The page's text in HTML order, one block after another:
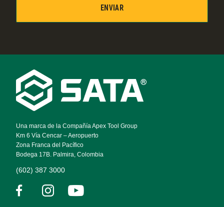
Footer
Navigation
Una marca de la Compañía Apex Tool Group
Km 6 Vía Cencar – Aeropuerto
Zona Franca del Pacífico
Bodega 17B. Palmira, Colombia
(602) 387 3000